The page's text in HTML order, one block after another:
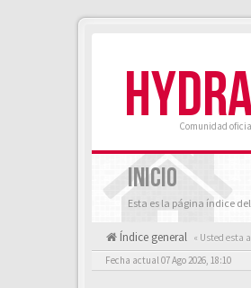
Comunidad
INICIO
Esta es la página índice
Índice general « Usted esta
Fecha actual 07 Ago 2026, 18:10